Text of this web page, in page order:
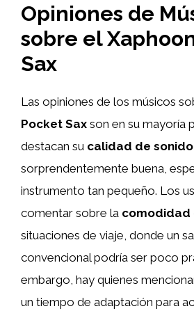
Opiniones de
sobre el
Sax
Las opiniones de los músicos
Pocket Sax son en su mayoría
destacan su calidad de sonido
sorprendentemente buena,
instrumento tan pequeño. Los
comentar sobre la comodidad
situaciones de viaje, donde un
convencional podría ser poco
embargo, hay quienes
un tiempo de adaptación para